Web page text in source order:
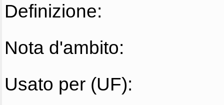
Definizione:
Nota d'ambito:
Usato per (UF):